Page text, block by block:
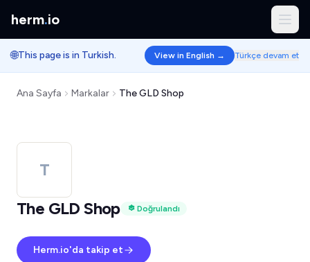
herm.io
🌐This page is in Turkish. View in English → Türkçe devam et
Ana Sayfa Markalar The GLD Shop
T
The GLD Shop
Doğrulandı
Herm.io'da takip et